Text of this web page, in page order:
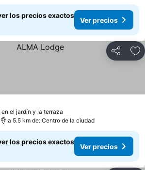
los precios exactos
Ver precios
Compartir
el jardín y la terraza
a 5.5 km de: Centro de la ciudad
los precios exactos
Ver precios